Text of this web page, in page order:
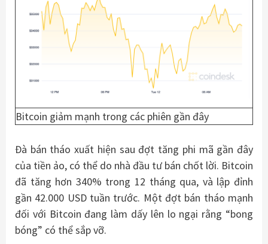
Bitcoin giảm mạnh trong các phiên gần đây
Đà bán tháo xuất hiện sau đợt tăng phi mã gần đây
của tiền ảo, có thể do nhà đầu tư bán chốt lời. Bitcoin
đã tăng hơn 340% trong 12 tháng qua, và lập đỉnh
gần 42.000 USD tuần trước. Một đợt bán tháo mạnh
đối với Bitcoin đang làm dấy lên lo ngại rằng “bong
bóng” có thể sắp vỡ.